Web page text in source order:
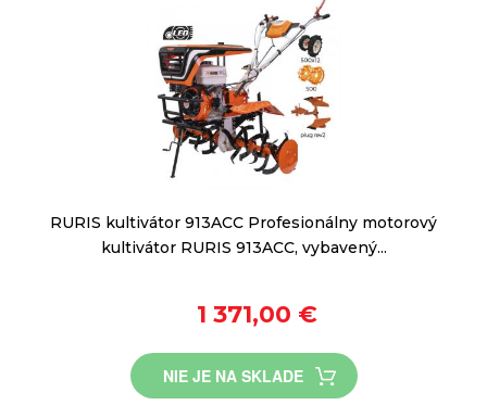
RURIS kultivátor 913ACC Profesionálny motorový
kultivátor RURIS 913ACC, vybavený...
1 371,00 €
NIE JE NA SKLADE